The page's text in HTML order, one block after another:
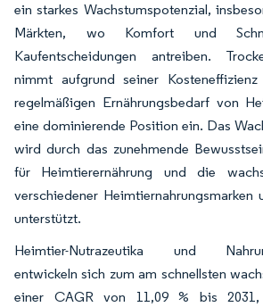
ein starkes Wachstumspotenzial,
Märkten, wo Komfort und
Kaufentscheidungen antreiben.
nimmt aufgrund seiner
regelmäßigen Ernährungsbedarf von
eine dominierende Position ein. Das
wird durch das zunehmende
für Heimtierernährung und die
verschiedener Heimtiernahrungsmarken
unterstützt.
Heimtier-Nutrazeutika und
entwickeln sich zum am schnellsten
einer CAGR von 11,09 % bis 2031,